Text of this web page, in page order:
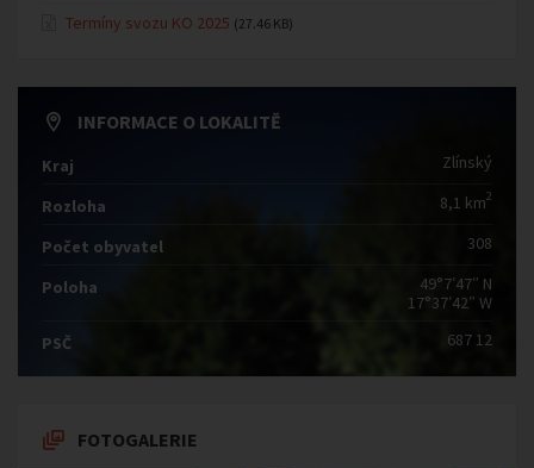
Termíny svozu KO 2025 (27.46 KB)
INFORMACE O LOKALITĚ
Kraj Zlínský
Rozloha 8,1 km2
Počet obyvatel 308
Poloha
49°7′47″ N
17°37′42″ W
PSČ
687 12
FOTOGALERIE